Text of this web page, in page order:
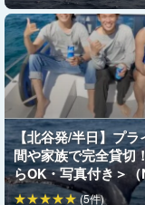
【北谷発/半日】プ
間や家族で完全貸切
らOK・写真付き＞（
(5件)